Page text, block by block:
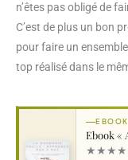
n’êtes pas obligé de
C’est de plus un bon
pour faire un
top réalisé dans le
Ebook «
★★★★